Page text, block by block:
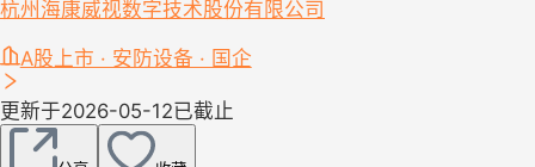
杭州海康威视数字技术股份有限公司
A股上市 · 安防设备 · 国企
更新于2026-05-12已截止